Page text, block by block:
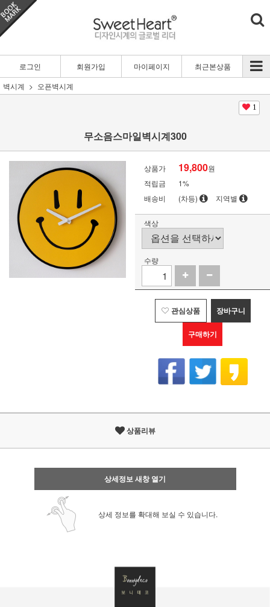
로그인 회원가입 마이페이지
최근본상품
벽시계
오픈벽시계
1
무소음스마일벽시계300
상품가 19,800원
적립금
1%
배송비
(차등) 지역별
색상
수량
관심상품 장바구니
구매하기
상품리뷰
상세정보 새창 열기
상세 정보를 확대해 보실 수 있습니다.